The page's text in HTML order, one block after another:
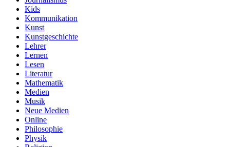
Kids
Kommunikation
Kunst
Kunstgeschichte
Lehrer
Lernen
Lesen
Literatur
Mathematik
Medien
Musik
Neue Medien
Online
Philosophie
Physik